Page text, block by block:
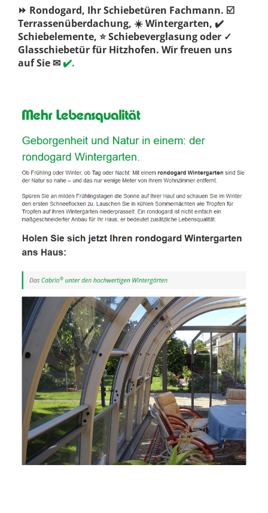
⏩ Rondogard, Ihr Schiebetüren Fachmann. ☑️
Terrassenüberdachung, ☀️ Wintergarten, ✔️
Schiebelemente, ⭐ Schiebeverglasung oder ✓
Glasschiebetür für Hitzhofen. Wir freuen uns
auf Sie ✉✔️.